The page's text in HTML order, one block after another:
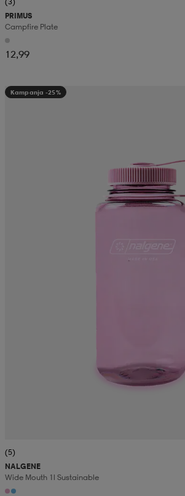
PRIMUS
Campfire Plate
12,99
Kampanja -25%
(5)
NALGENE
Wide Mouth 1l Sustainable